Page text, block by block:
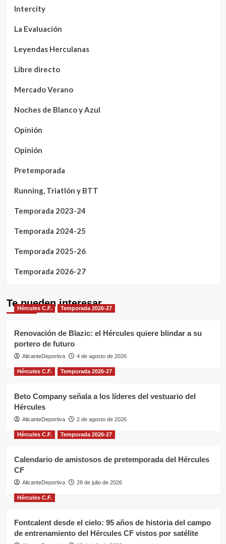
Intercity
La Evaluación
Leyendas Herculanas
Libre directo
Mercado Verano
Noches de Blanco y Azul
Opinión
Opinión
Pretemporada
Running, Triatlón y BTT
Temporada 2023-24
Temporada 2024-25
Temporada 2025-26
Temporada 2026-27
Te pueden interesar
Hércules C.F. Temporada 2026-27
Renovación de Blazic: el Hércules quiere blindar a su
portero de futuro
AlicanteDeportiva 4 de agosto de 2026
Hércules C.F. Temporada 2026-27
Beto Company señala a los líderes del vestuario del
Hércules
AlicanteDeportiva 2 de agosto de 2026
Hércules C.F. Temporada 2026-27
Calendario de amistosos de pretemporada del Hércules
CF
AlicanteDeportiva 28 de julio de 2026
Hércules C.F.
Fontcalent desde el cielo: 95 años de historia del campo
de entrenamiento del Hércules CF vistos por satélite